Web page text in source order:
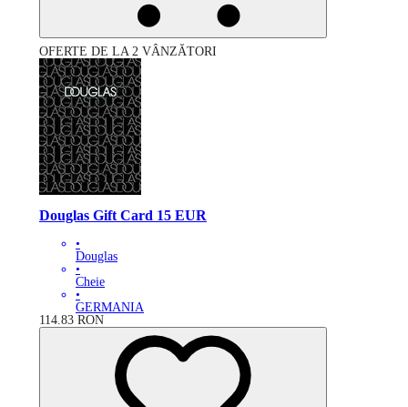
OFERTE DE LA 2 VÂNZĂTORI
Douglas Gift Card 15 EUR
•
Douglas
•
Cheie
•
GERMANIA
114.83 RON